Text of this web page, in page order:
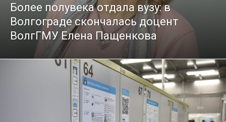
Более полувека отдала вузу: в
Волгограде скончалась доцент
ВолгГМУ Елена Пащенкова